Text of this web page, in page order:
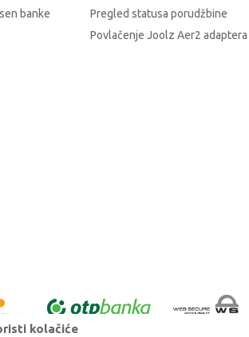
banke
Pregled statusa porudžbine
Povlačenje Joolz Aer2 adaptera
kolačiće